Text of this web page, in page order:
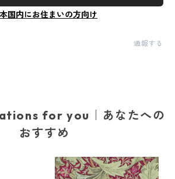
国内にお住まいの方向け
通報する
for you｜あなたへの
おすすめ